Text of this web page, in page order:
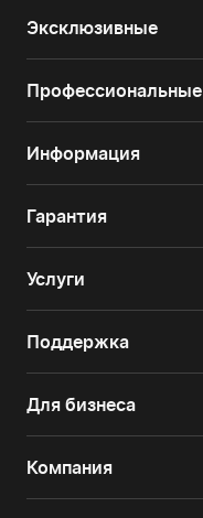
Эксклюзивные
Профессиональные
Информация
Гарантия
Услуги
Поддержка
Для бизнеса
Компания